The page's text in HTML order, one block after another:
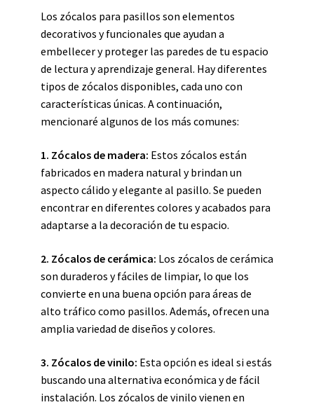
Los zócalos para pasillos son elementos
decorativos y funcionales que ayudan a
embellecer y proteger las paredes de tu espacio
de lectura y aprendizaje general. Hay diferentes
tipos de zócalos disponibles, cada uno con
características únicas. A continuación,
mencionaré algunos de los más comunes:
1. Zócalos de madera: Estos zócalos están
fabricados en madera natural y brindan un
aspecto cálido y elegante al pasillo. Se pueden
encontrar en diferentes colores y acabados para
adaptarse a la decoración de tu espacio.
2. Zócalos de cerámica: Los zócalos de cerámica
son duraderos y fáciles de limpiar, lo que los
convierte en una buena opción para áreas de
alto tráfico como pasillos. Además, ofrecen una
amplia variedad de diseños y colores.
3. Zócalos de vinilo: Esta opción es ideal si estás
buscando una alternativa económica y de fácil
instalación. Los zócalos de vinilo vienen en